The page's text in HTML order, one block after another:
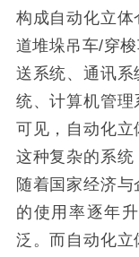
构成自动化立
道堆垛吊车/穿
送系统、通讯
统、计算机管
可见，自动化
这种复杂的系统
随着国家经济与
的使用率逐年
泛。而自动化